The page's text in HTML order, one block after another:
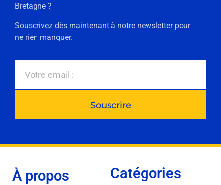
Bretagne ?
Souscrivez dès maintenant à notre newsletter pour
ne rien manquer.
Souscrire
À propos Catégories